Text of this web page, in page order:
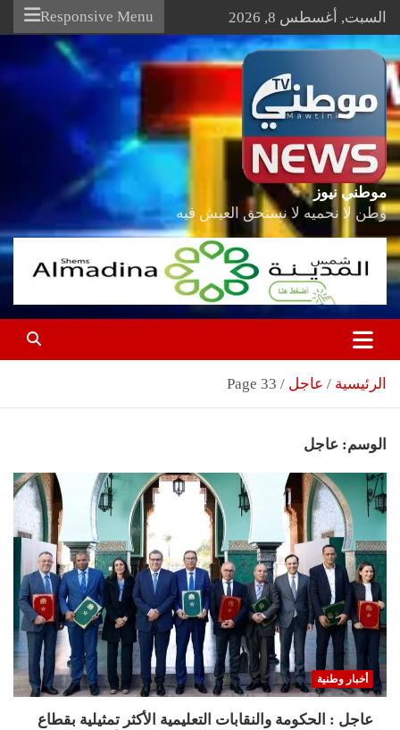
Skip
content
السبت, أغسطس 8, 2026 Responsive Menu
موطني نيوز
وطن لا نحميه لا نستحق العيش فيه
الرئيسية عاجل Page 33
الوسم: عاجل
أخبار وطنية
عاجل : الحكومة والنقابات التعليمية الأكثر تمثيلية بقطاع